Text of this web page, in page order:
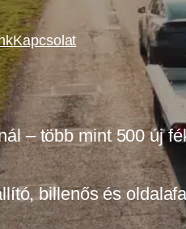
Kapcsolat
– több mint 500 új
billenős és